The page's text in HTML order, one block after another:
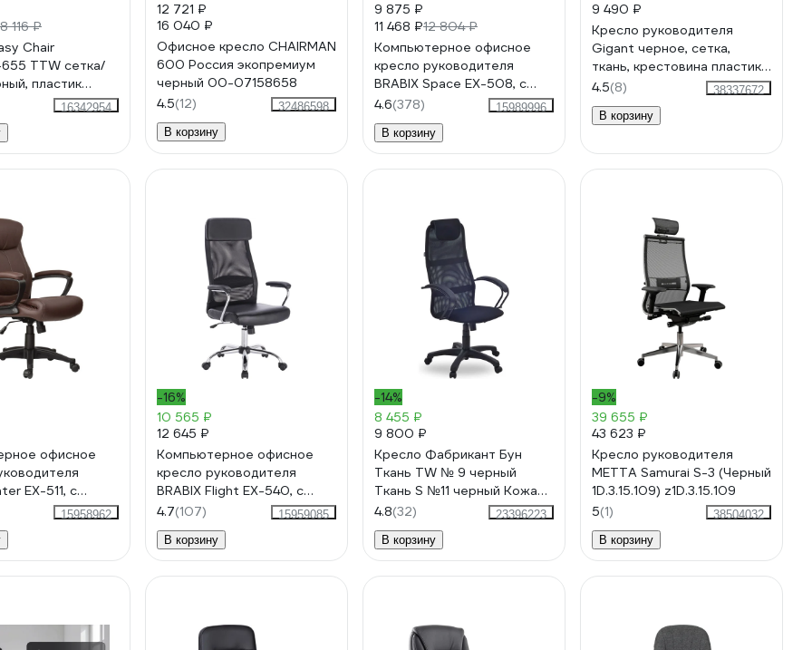
116 ₽
Chair
TTW сетка/
пластик
16342954
12 721 ₽
16 040 ₽
Офисное кресло CHAIRMAN
600 Россия экопремиум
черный 00-07158658
4.5(12)
32486598
В корзину
9 875 ₽
11 468 ₽12 804 ₽
Компьютерное офисное
кресло руководителя
BRABIX Space EX-508, с
подлокотниками, эко кожа,
хром 530860
4.6(378)
15989996
В корзину
9 490 ₽
Кресло руководителя
Gigant черное, сетка,
ткань, крестовина пластик,
120 кг GCH-14
4.5(8)
38337672
В корзину
офисное
EX-511, с
эко кожа
15958962
-16%
10 565 ₽
12 645 ₽
Компьютерное офисное
кресло руководителя
BRABIX Flight EX-540, с
подлокотниками, хром,
сетка 531850
4.7(107)
15959085
В корзину
-14%
8 455 ₽
9 800 ₽
Кресло Фабрикант Бун
Ткань TW № 9 черный
Ткань S №11 черный Кожа
иск. DO №350 черный г/п
100 ТГ PL 680 ролик ст. BL
X1503158 4610097300066
4.8(32)
23396223
В корзину
-9%
39 655 ₽
43 623 ₽
Кресло руководителя
МЕТТА Samurai S-3 (Черный
1D.3.15.109) z1D.3.15.109
5(1)
38504032
В корзину